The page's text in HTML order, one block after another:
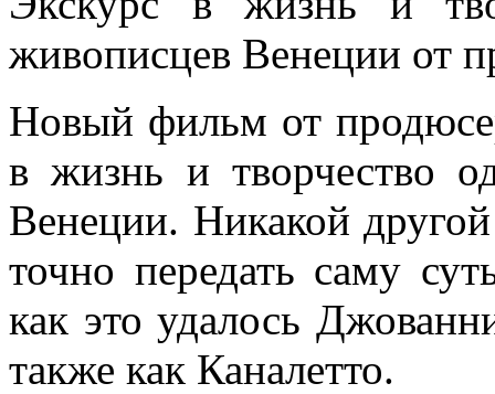
живописцев Венеции от
Новый фильм от
в жизнь и творчество
Венеции. Никакой
точно передать саму
как это удалось
также как Каналетто.